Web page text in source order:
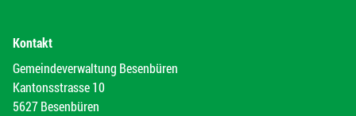
Kontakt
Gemeindeverwaltung Besenbüren
Kantonsstrasse 10
5627 Besenbüren